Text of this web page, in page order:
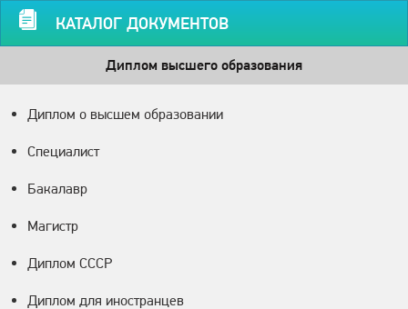
КАТАЛОГ ДОКУМЕНТОВ
Диплом высшего образования
Диплом о высшем образовании
Специалист
Бакалавр
Магистр
Диплом СССР
Диплом для иностранцев